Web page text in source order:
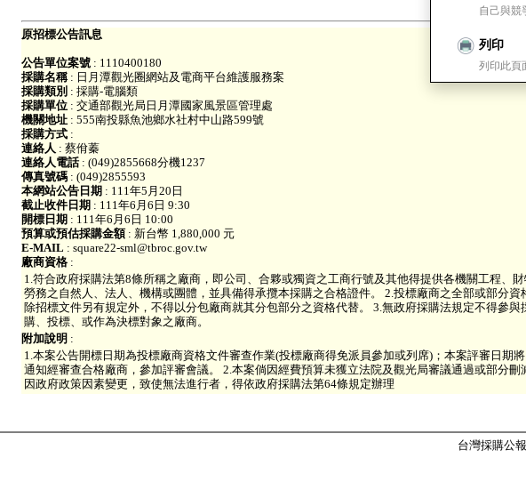
自己與競
列印
列印此頁
原招標公告訊息
公告單位案號 : 1110400180
採購名稱: 日月潭觀光圈網站及電商平台維護服務案
採購類別 : 採購-電腦類
採購單位 : 交通部觀光局日月潭國家風景區管理處
機關地址 : 555南投縣魚池鄉水社村中山路599號
採購方式 :
連絡人 : 蔡佾蓁
連絡人電話: (049)2855668分機1237
傳真號碼 : (049)2855593
本網站公告日期 : 111年5月20日
截止收件日期 : 111年6月6日 9:30
開標日期 : 111年6月6日 10:00
預算或預估採購金額: 新台幣 1,880,000 元
E-MAIL : square22-sml@tbroc.gov.tw
廠商資格 :
1.符合政府採購法第8條所稱之廠商，即公司、合夥或獨資之工商行號及其他得提供各機關工程、財
勞務之自然人、法人、機構或團體，並具備得承攬本採購之合格證件。 2.投標廠商之全部或部分資
除招標文件另有規定外，不得以分包廠商就其分包部分之資格代替。 3.無政府採購法規定不得參與
購、投標、或作為決標對象之廠商。
附加說明 :
1.本案公告開標日期為投標廠商資格文件審查作業(投標廠商得免派員參加或列席)；本案評審日期
通知經審查合格廠商，參加評審會議。 2.本案倘因經費預算未獲立法院及觀光局審議通過或部分刪
因政府政策因素變更，致使無法進行者，得依政府採購法第64條規定辦理
台灣採購公